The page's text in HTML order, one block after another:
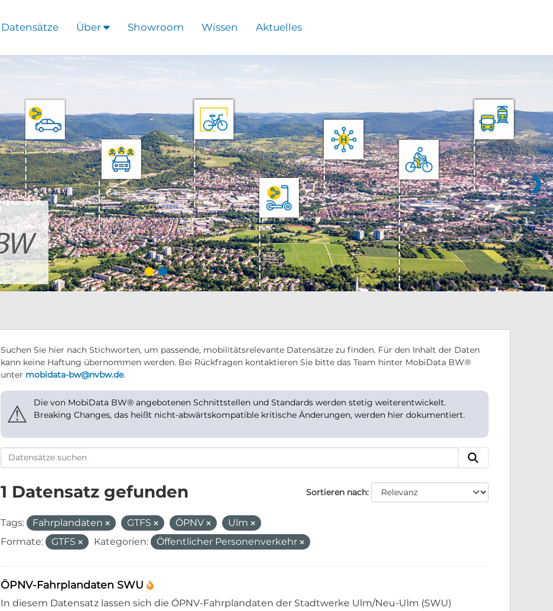
Datensätze Über Showroom Wissen Aktuelles
❯
Suchen Sie hier nach Stichworten, um passende, mobilitätsrelevante Datensätze zu finden. Für den Inhalt der Daten
kann keine Haftung übernommen werden. Bei Rückfragen kontaktieren Sie bitte das Team hinter MobiData BW®
unter mobidata-bw@nvbw.de.
⚠
Die von MobiData BW® angebotenen Schnittstellen und Standards werden stetig weiterentwickelt.
Breaking Changes, das heißt nicht-abwärtskompatible kritische Änderungen, werden hier dokumentiert.
Sortieren nach
1 Datensatz gefunden
Tags: Fahrplandaten GTFS ÖPNV
Ulm
Formate:
GTFS Kategorien: Öffentlicher Personenverkehr
ÖPNV-Fahrplandaten SWU
In diesem Datensatz lassen sich die ÖPNV-Fahrplandaten der Stadtwerke Ulm/Neu-Ulm (SWU)